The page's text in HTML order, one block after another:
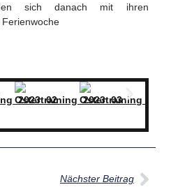
sich danach mit ihren
Nächster Beitrag